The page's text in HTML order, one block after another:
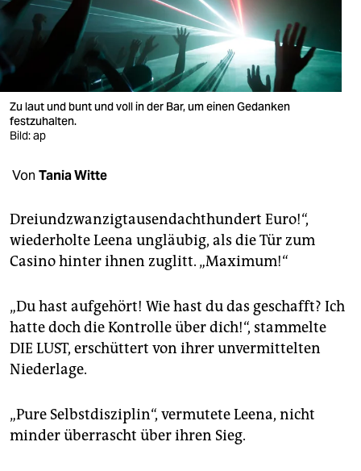
wahrheit
verlag
verlag
veranstaltungen
unterstützen
abo
epaper login
Zu laut und bunt und voll in der Bar, um einen Gedanken
festzuhalten.
Bild: ap
Von Tania Witte
Dreiundzwanzigtausendachthundert Euro!“,
wiederholte Leena ungläubig, als die Tür zum
Casino hinter ihnen zuglitt. „Maximum!“
„Du hast aufgehört! Wie hast du das geschafft? Ich
hatte doch die Kontrolle über dich!“, stammelte
DIE LUST, erschüttert von ihrer unvermittelten
Niederlage.
„Pure Selbstdisziplin“, vermutete Leena, nicht
minder überrascht über ihren Sieg.